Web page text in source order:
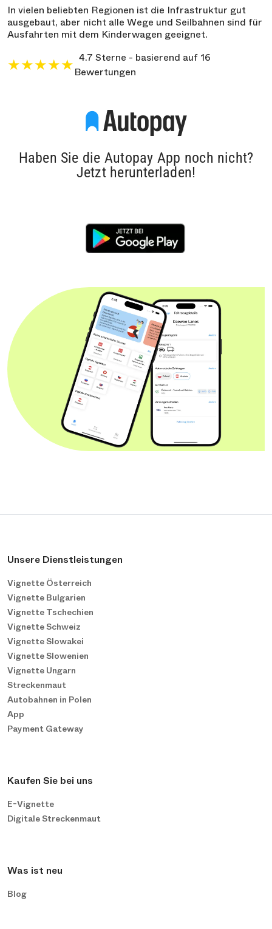
In vielen beliebten Regionen ist die Infrastruktur gut
ausgebaut, aber nicht alle Wege und Seilbahnen sind für
Ausfahrten mit dem Kinderwagen geeignet.
★★★★★ 4.7 Sterne - basierend auf 16
Bewertungen
Haben Sie die Autopay App noch nicht?
Jetzt herunterladen!
Unsere Dienstleistungen
Vignette Österreich
Vignette Bulgarien
Vignette Tschechien
Vignette Schweiz
Vignette Slowakei
Vignette Slowenien
Vignette Ungarn
Streckenmaut
Autobahnen in Polen
App
Payment Gateway
Kaufen Sie bei uns
E-Vignette
Digitale Streckenmaut
Was ist neu
Blog